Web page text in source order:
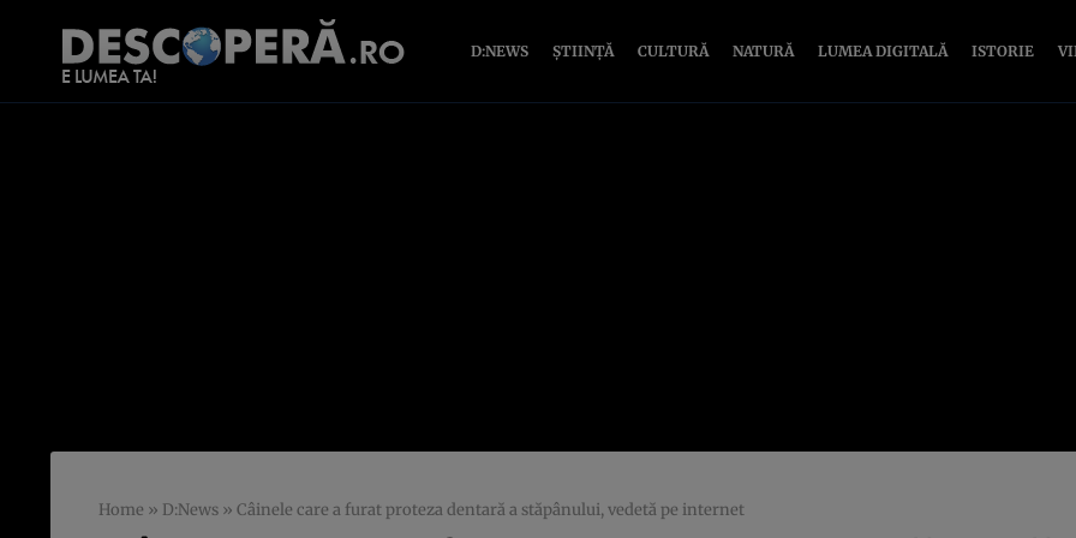
D:NEWS ȘTIINȚĂ CULTURĂ NATURĂ LUMEA DIGITALĂ ISTORIE
Home » D:News » Câinele care a furat proteza dentară a stăpânului, vedetă pe internet